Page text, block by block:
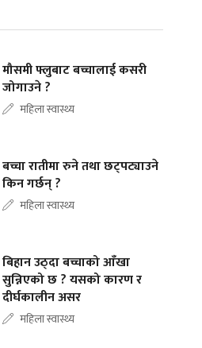
मौसमी फ्लुबाट बच्चालाई कसरी
जोगाउने ?
महिला स्वास्थ्य
बच्चा रातीमा रुने तथा छट्पट्याउने
किन गर्छन् ?
महिला स्वास्थ्य
बिहान उठ्दा बच्चाको आँखा
सुन्निएको छ ? यसको कारण र
दीर्घकालीन असर
महिला स्वास्थ्य